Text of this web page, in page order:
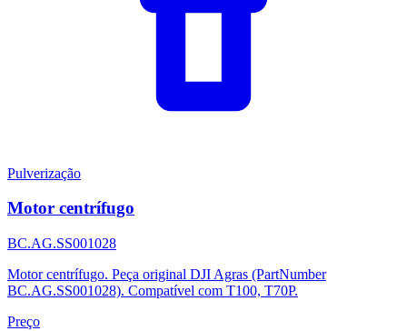
Pulverização
Motor centrífugo
BC.AG.SS001028
Motor centrífugo. Peça original DJI Agras (PartNumber
BC.AG.SS001028). Compatível com T100, T70P.
Preço